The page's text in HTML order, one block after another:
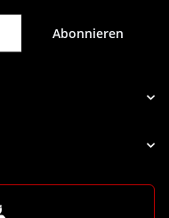
Abonnieren